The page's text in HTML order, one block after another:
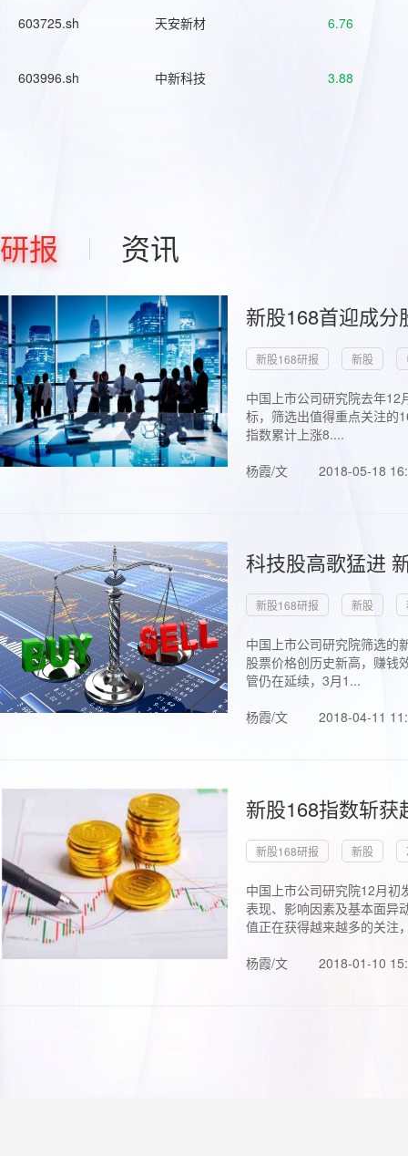
603725.sh 天安新材 6.76
603996.sh 中新科技 3.88
研报 资讯
新股168首迎成
新股168研报 新股
中国上市公司研究院去年
标，筛选出值得重点关注的
指数累计上涨8....
杨霞/文
2018-05-18
科技股高歌猛进
新股168研报 新股
中国上市公司研究院筛选的
股票价格创历史新高，赚钱
管仍在延续，3月1...
杨霞/文
2018-04-11
新股168指数斩
新股168研报 新股
中国上市公司研究院12月初
表现、影响因素及基本面异
值正在获得越来越多的关注
杨霞/文
2018-01-10